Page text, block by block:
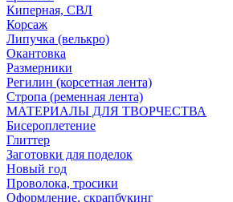
Киперная, СВЛ
Корсаж
Липучка (велькро)
Окантовка
Размерники
Регилин (корсетная лента)
Стропа (ременная лента)
МАТЕРИАЛЫ ДЛЯ ТВОРЧЕСТВА
Бисероплетение
Глиттер
Заготовки для поделок
Новый год
Проволока, тросики
Оформление, скрапбукинг